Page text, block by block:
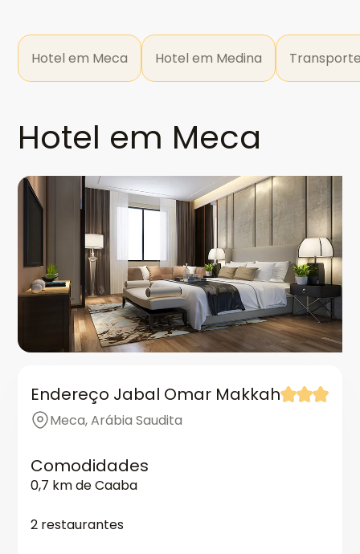
Hotel em Meca Hotel em Medina
Hotel em Meca
Endereço Jabal Omar Makkah
Meca, Arábia Saudita
Comodidades
0,7 km de Caaba
2 restaurantes